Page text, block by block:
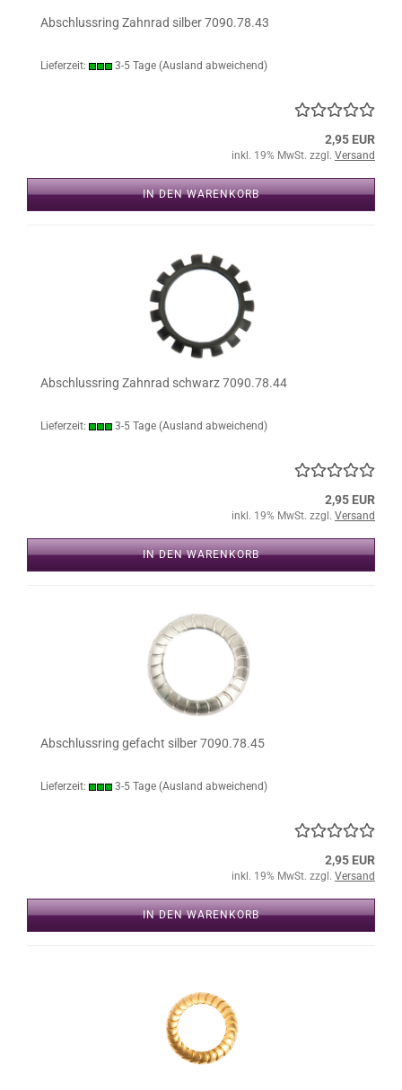
Abschlussring Zahnrad silber 7090.78.43
Lieferzeit: 3-5 Tage (Ausland abweichend)
2,95 EUR
inkl. 19% MwSt. zzgl. Versand
IN DEN WARENKORB
Abschlussring Zahnrad schwarz 7090.78.44
Lieferzeit: 3-5 Tage (Ausland abweichend)
2,95 EUR
inkl. 19% MwSt. zzgl. Versand
IN DEN WARENKORB
Abschlussring gefacht silber 7090.78.45
Lieferzeit: 3-5 Tage (Ausland abweichend)
2,95 EUR
inkl. 19% MwSt. zzgl. Versand
IN DEN WARENKORB